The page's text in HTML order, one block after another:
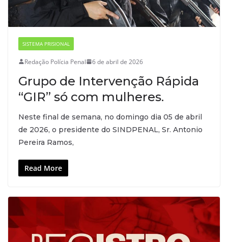
SISTEMA PRISIONAL
Redação Polícia Penal 6 de abril de 2026
Grupo de Intervenção Rápida
“GIR” só com mulheres.
Neste final de semana, no domingo dia 05 de abril
de 2026, o presidente do SINDPENAL, Sr. Antonio
Pereira Ramos,
Read More